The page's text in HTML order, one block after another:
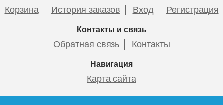
Корзина История заказов Вход Регистрация
Контакты и связь
Обратная связь Контакты
Навигация
Карта сайта